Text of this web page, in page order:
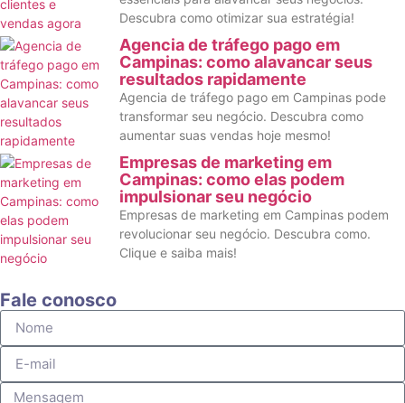
Descubra como otimizar sua estratégia!
Agencia de tráfego pago em
Campinas: como alavancar seus
resultados rapidamente
Agencia de tráfego pago em Campinas pode
transformar seu negócio. Descubra como
aumentar suas vendas hoje mesmo!
Empresas de marketing em
Campinas: como elas podem
impulsionar seu negócio
Empresas de marketing em Campinas podem
revolucionar seu negócio. Descubra como.
Clique e saiba mais!
Fale conosco